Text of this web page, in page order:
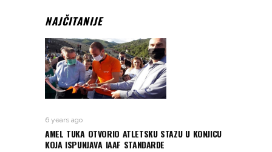
NAJČITANIJE
6 years ago
AMEL TUKA OTVORIO ATLETSKU STAZU U KONJICU
KOJA ISPUNJAVA IAAF STANDARDE